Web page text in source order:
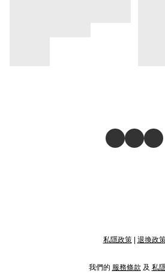
私隱政策| 退換政
我們的 服務條款 及 私